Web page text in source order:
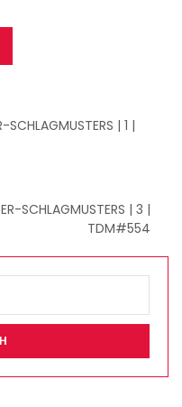
SCHLAGMUSTERS | 1 |
SCHLAGMUSTERS | 3 |
TDM#554